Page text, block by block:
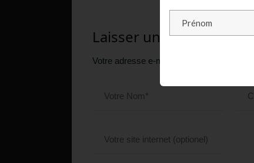
Laisser un commentaire
Votre adresse e-mail ne sera pas publiée.